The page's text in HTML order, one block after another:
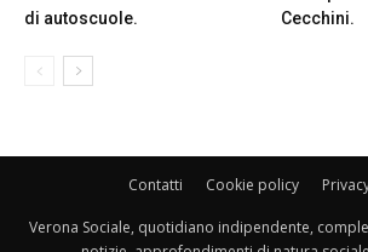
di autoscuole.
Cecchini.
Contatti Cookie policy
Verona Sociale, quotidiano indipendente,